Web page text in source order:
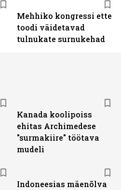
Mehhiko kongressi ette
toodi väidetavad
tulnukate surnukehad
Kanada koolipoiss
ehitas Archimedese
"surmakiire" töötava
mudeli
Indoneesias mäenõlva